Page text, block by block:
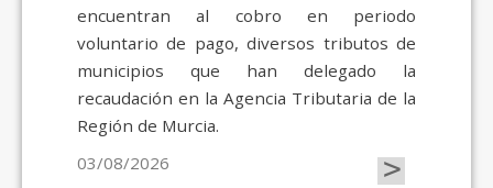
encuentran al cobro en periodo
voluntario de pago, diversos tributos de
municipios que han delegado la
recaudación en la Agencia Tributaria de la
Región de Murcia.
03/08/2026
>